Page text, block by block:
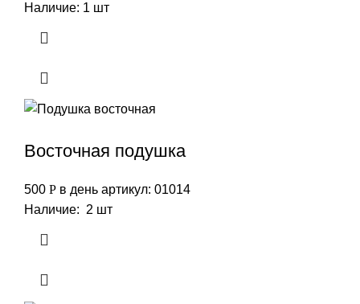
Наличие: 1 шт
Восточная подушка
500 Р в день артикул: 01014
Наличие: 2 шт